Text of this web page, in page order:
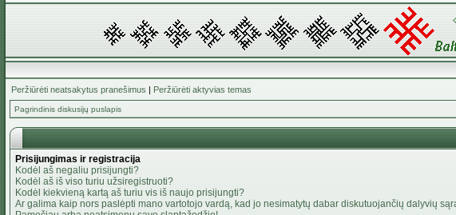
Peržiūrėti neatsakytus pranešimus | Peržiūrėti aktyvias temas
Pagrindinis diskusijų puslapis
Prisijungimas ir registracija
Kodėl aš negaliu prisijungti?
Kodėl aš iš viso turiu užsiregistruoti?
Kodėl kiekvieną kartą aš turiu vis iš naujo prisijungti?
Ar galima kaip nors paslėpti mano vartotojo vardą, kad jo nesimatytų dabar diskutuojančių dalyvių